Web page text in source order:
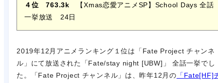
４位 763.3k 【Xmas恋愛アニメSP】School Days 全話
一挙放送 24日
2019年12月アニメランキング１位は「Fate Project チャンネ
ル」にて放送された「Fate/stay night [UBW]」 全話一挙でし
た。「Fate Project チャンネル」は、昨年12月の 「Fate[HF]